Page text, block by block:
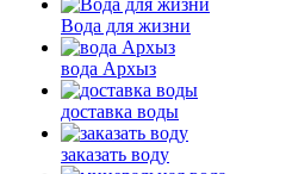
Вода для жизни
вода Архыз
доставка воды
заказать воду